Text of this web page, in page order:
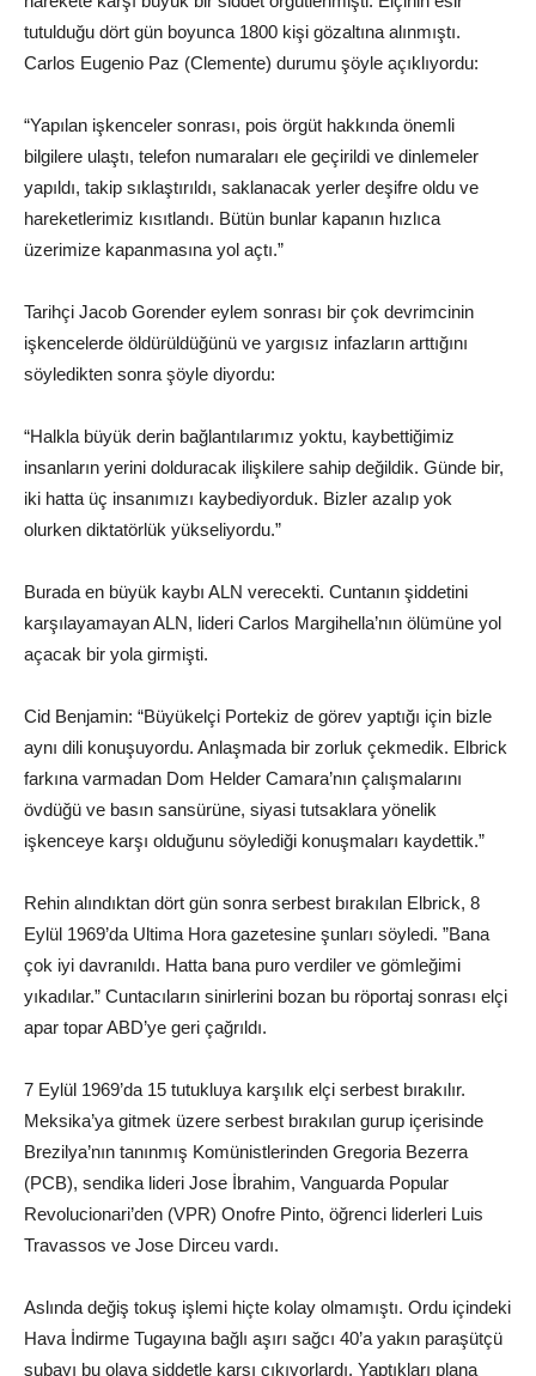
tutulduğu dört gün boyunca 1800 kişi gözaltına alınmıştı.
Carlos Eugenio Paz (Clemente) durumu şöyle açıklıyordu:
“Yapılan işkenceler sonrası, pois örgüt hakkında önemli
bilgilere ulaştı, telefon numaraları ele geçirildi ve dinlemeler
yapıldı, takip sıklaştırıldı, saklanacak yerler deşifre oldu ve
hareketlerimiz kısıtlandı. Bütün bunlar kapanın hızlıca
üzerimize kapanmasına yol açtı.”
Tarihçi Jacob Gorender eylem sonrası bir çok devrimcinin
işkencelerde öldürüldüğünü ve yargısız infazların arttığını
söyledikten sonra şöyle diyordu:
“Halkla büyük derin bağlantılarımız yoktu, kaybettiğimiz
insanların yerini dolduracak ilişkilere sahip değildik. Günde bir,
iki hatta üç insanımızı kaybediyorduk. Bizler azalıp yok
olurken diktatörlük yükseliyordu.”
Burada en büyük kaybı ALN verecekti. Cuntanın şiddetini
karşılayamayan ALN, lideri Carlos Margihella’nın ölümüne yol
açacak bir yola girmişti.
Cid Benjamin: “Büyükelçi Portekiz de görev yaptığı için bizle
aynı dili konuşuyordu. Anlaşmada bir zorluk çekmedik. Elbrick
farkına varmadan Dom Helder Camara’nın çalışmalarını
övdüğü ve basın sansürüne, siyasi tutsaklara yönelik
işkenceye karşı olduğunu söylediği konuşmaları kaydettik.”
Rehin alındıktan dört gün sonra serbest bırakılan Elbrick, 8
Eylül 1969’da Ultima Hora gazetesine şunları söyledi. ”Bana
çok iyi davranıldı. Hatta bana puro verdiler ve gömleğimi
yıkadılar.” Cuntacıların sinirlerini bozan bu röportaj sonrası elçi
apar topar ABD’ye geri çağrıldı.
7 Eylül 1969’da 15 tutukluya karşılık elçi serbest bırakılır.
Meksika’ya gitmek üzere serbest bırakılan gurup içerisinde
Brezilya’nın tanınmış Komünistlerinden Gregoria Bezerra
(PCB), sendika lideri Jose İbrahim, Vanguarda Popular
Revolucionari’den (VPR) Onofre Pinto, öğrenci liderleri Luis
Travassos ve Jose Dirceu vardı.
Aslında değiş tokuş işlemi hiçte kolay olmamıştı. Ordu içindeki
Hava İndirme Tugayına bağlı aşırı sağcı 40’a yakın paraşütçü
subayı bu olaya şiddetle karşı çıkıyorlardı. Yaptıkları plana